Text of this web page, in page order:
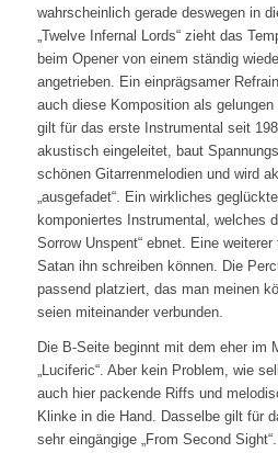
wahrscheinlich gerade deswegen in
„Twelve Infernal Lords“ zieht das
beim Opener von einem ständig
angetrieben. Ein einprägsamer
auch diese Komposition als
gilt für das erste Instrumental seit
akustisch eingeleitet, baut
schönen Gitarrenmelodien und wird
„ausgefadet“. Ein wirkliches
komponiertes Instrumental, welches
Sorrow Unspent“ ebnet. Eine
Satan ihn schreiben können. Die
passend platziert, das man meinen
seien miteinander verbunden.
Die B-Seite beginnt mit dem eher im
„Luciferic“. Aber kein Problem, wie
auch hier packende Riffs und
Klinke in die Hand. Dasselbe gilt für
sehr eingängige „From Second